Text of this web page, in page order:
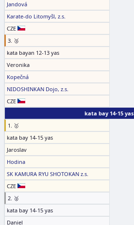
Jandová
Karate-do Litomyšl, z.s.
CZE
3. 🥉
kata bayan 12-13 yas
Veronika
Kopečná
NIDOSHINKAN Dojo, z.s.
CZE
kata bay 14-15 yas
1. 🥇
kata bay 14-15 yas
Jaroslav
Hodina
SK KAMURA RYU SHOTOKAN z.s.
CZE
2. 🥈
kata bay 14-15 yas
Daniel